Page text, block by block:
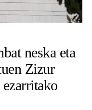
neska eta
Zizur